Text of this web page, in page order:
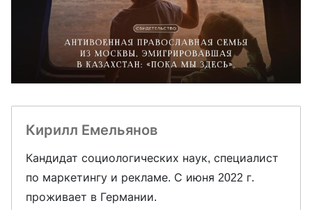
Кирилл Емельянов
Кандидат социологических наук, специалист
по маркетингу и рекламе. С июня 2022 г.
проживает в Германии.